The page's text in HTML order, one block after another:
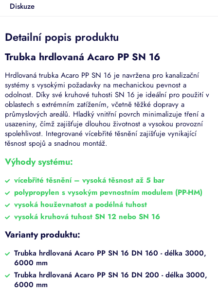
Diskuze
Detailní popis produktu
Trubka hrdlovaná Acaro PP SN 16
Hrdlovaná trubka Acaro PP SN 16 je navržena pro kanalizační
systémy s vysokými požadavky na mechanickou pevnost a
odolnost. Díky své kruhové tuhosti SN 16 je ideální pro použití v
oblastech s extrémním zatížením, včetně těžké dopravy a
průmyslových areálů. Hladký vnitřní povrch minimalizuje tření a
usazeniny, čímž zajišťuje dlouhou životnost a vysokou provozní
spolehlivost. Integrované vícebřité těsnění zajišťuje vynikající
těsnost spojů a snadnou montáž.
Výhody systému:
vícebřité těsnění – vysoká těsnost až 5 bar
polypropylen s vysokým pevnostním modulem (PP-HM)
vysoká houževnatost a podélná tuhost
vysoká kruhová tuhost SN 12 nebo SN 16
Varianty produktu:
Trubka hrdlovaná Acaro PP SN 16 DN 160 - délka 3000,
6000 mm
Trubka hrdlovaná Acaro PP SN 16 DN 200 - délka 3000,
6000 mm